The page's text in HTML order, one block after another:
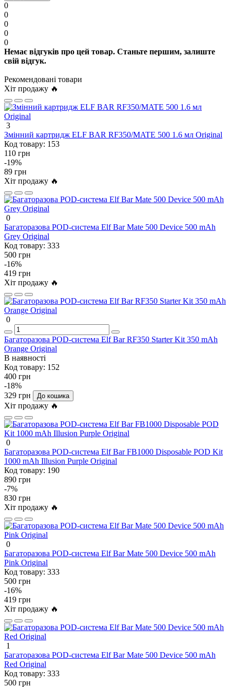
0
0
0
0
0
Немає відгуків про цей товар. Станьте першим, залиште
свій відгук.
Рекомендовані товари
Хіт продажу 🔥
3
Змінний картридж ELF BAR RF350/MATE 500 1.6 мл Original
Код товару: 153
110 грн
-19%
89 грн
Хіт продажу 🔥
0
Багаторазова POD-система Elf Bar Mate 500 Device 500 mAh
Grey Original
Код товару: 333
500 грн
-16%
419 грн
Хіт продажу 🔥
0
Багаторазова POD-система Elf Bar RF350 Starter Kit 350 mAh
Orange Original
В наявності
Код товару: 152
400 грн
-18%
329 грн
До кошика
Хіт продажу 🔥
0
Багаторазова POD-система Elf Bar FB1000 Disposable POD Kit
1000 mAh Illusion Purple Original
Код товару: 190
890 грн
-7%
830 грн
Хіт продажу 🔥
0
Багаторазова POD-система Elf Bar Mate 500 Device 500 mAh
Pink Original
Код товару: 333
500 грн
-16%
419 грн
Хіт продажу 🔥
1
Багаторазова POD-система Elf Bar Mate 500 Device 500 mAh
Red Original
Код товару: 333
500 грн